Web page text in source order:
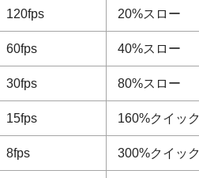
120fps 20%スロー
60fps 40%スロー
30fps 80%スロー
15fps 160%クイック
8fps 300%クイック